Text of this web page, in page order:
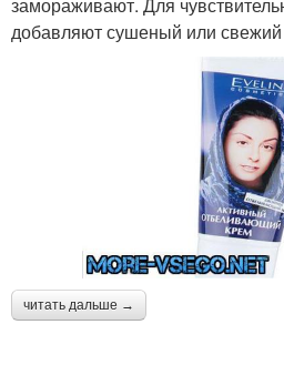
добавляют сушеный или
читать дальше →